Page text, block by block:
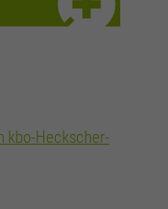
kbo-Heckscher-